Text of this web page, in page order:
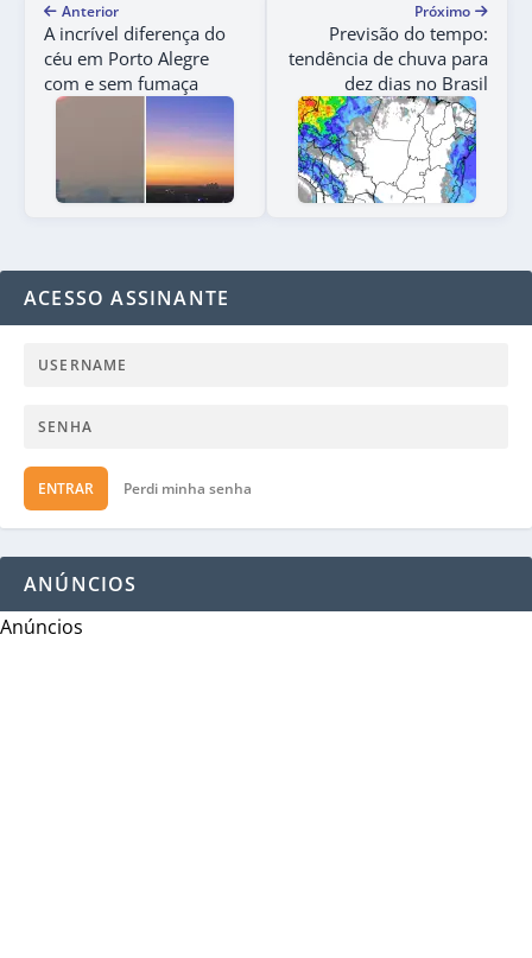
Anterior
A incrível diferença do
céu em Porto Alegre
com e sem fumaça
Próximo
Previsão do tempo:
tendência de chuva para
dez dias no Brasil
ACESSO ASSINANTE
ENTRAR Perdi minha senha
ANÚNCIOS
Anúncios